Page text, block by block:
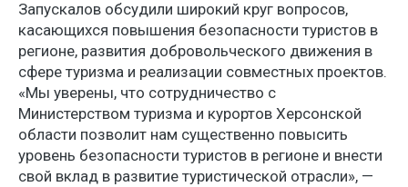
Запускалов обсудили широкий круг вопросов,
касающихся повышения безопасности туристов в
регионе, развития добровольческого движения в
сфере туризма и реализации совместных проектов.
«Мы уверены, что сотрудничество с
Министерством туризма и курортов Херсонской
области позволит нам существенно повысить
уровень безопасности туристов в регионе и внести
свой вклад в развитие туристической отрасли», —